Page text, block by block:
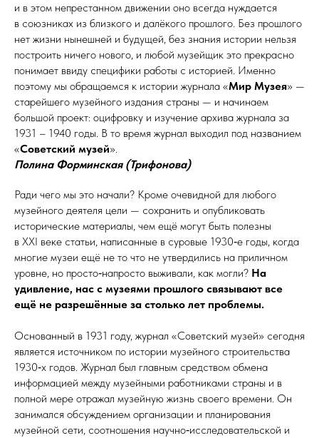
и в этом непрестанном движении оно всегда нуждается
в союзниках из близкого и далёкого прошлого. Без прошлого
нет жизни нынешней и будущей, без знания истории нельзя
построить ничего нового, и любой музейщик это прекрасно
понимает ввиду специфики работы с историей. Именно
поэтому мы обращаемся к истории журнала «Мир Музея» —
старейшего музейного издания страны — и начинаем
большой проект: оцифровку и изучение архива журнала за
1931 – 1940 годы. В то время журнал выходил под названием
«Советский музей».
Полина Форминская (Трифонова)
Ради чего мы это начали? Кроме очевидной для любого
музейного деятеля цели — сохранить и опубликовать
исторические материалы, чем ещё могут быть полезны
в XXI веке статьи, написанные в суровые 1930‑е годы, когда
многие музеи ещё не то что не утвердились на приличном
уровне, но просто‑напросто выживали, как могли? На
удивление, нас с музеями прошлого связывают все
ещё не разрешённые за столько лет проблемы.
Основанный в 1931 году, журнал «Советский музей» сегодня
является источником по истории музейного строительства
1930‑х годов. Журнал был главным средством обмена
информацией между музейными работниками страны и в
полной мере отражал музейную жизнь своего времени. Он
занимался обсуждением организации и планирования
музейной сети, соотношения научно‑исследовательской и